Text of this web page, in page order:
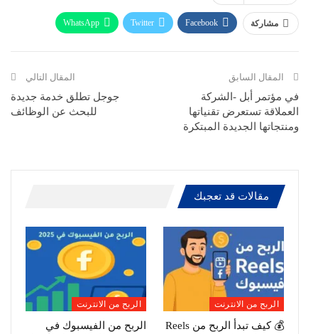
مشاركة Facebook
Twitter
WhatsApp
االبريد الالكتروني
المقال السابق
في مؤتمر أبل -الشركة
العملاقة تستعرض تقنياتها
ومنتجاتها الجديدة المبتكرة
المقال التالي
جوجل تطلق خدمة جديدة
للبحث عن الوظائف
مقالات قد تعجبك
الربح من الانترنت
💰 كيف تبدأ الربح من Reels
الربح من الانترنت
الربح من الفيسبوك في